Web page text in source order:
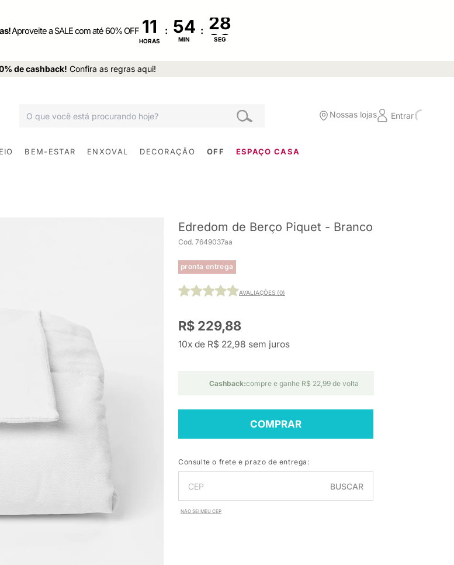
Aproveite a SALE com até 60% OFF 11
HORAS
:
MIN
:
SEG
de cashback! Confira as regras aqui!
Nossas lojas Entrar
BEM-ESTAR ENXOVAL DECORAÇÃO OFF ESPAÇO CASA
Edredom de Berço Piquet - Branco
Cod. 7649037aa
pronta entrega
AVALIAÇÕES (0)
R$ 229,88
10x de R$ 22,98 sem juros
Cashback:compre e ganhe R$ 22,99 de volta
COMPRAR
Consulte o frete e prazo de entrega:
BUSCAR
NÃO SEI MEU CEP